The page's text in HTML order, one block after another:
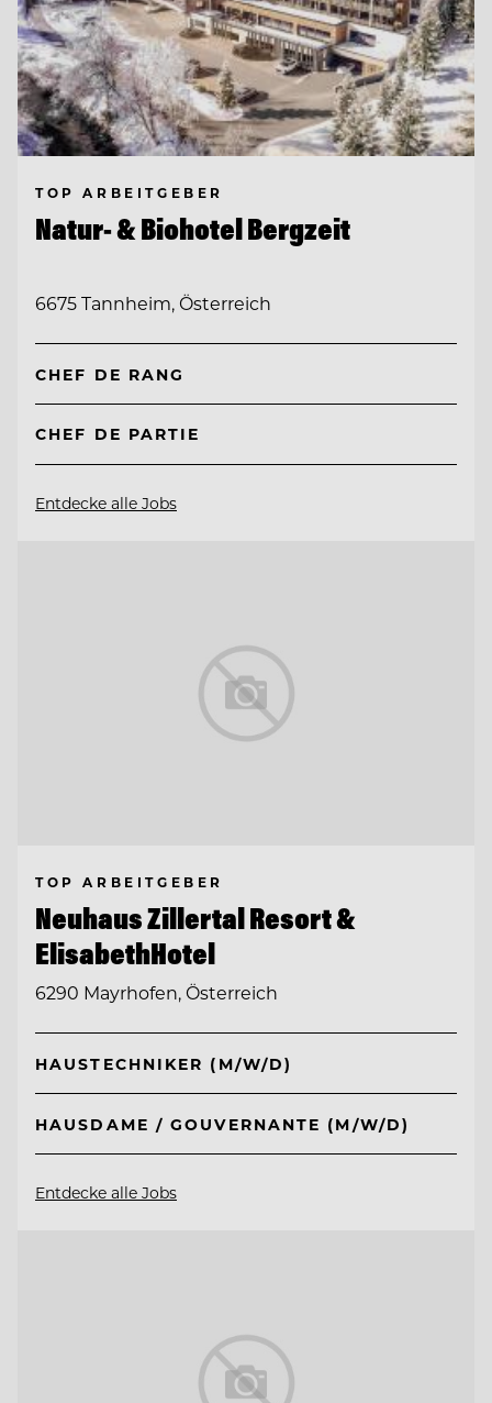
TOP ARBEITGEBER
Natur- & Biohotel Bergzeit
6675 Tannheim, Österreich
CHEF DE RANG
CHEF DE PARTIE
Entdecke alle Jobs
TOP ARBEITGEBER
Neuhaus Zillertal Resort &
ElisabethHotel
6290 Mayrhofen, Österreich
HAUSTECHNIKER (M/W/D)
HAUSDAME / GOUVERNANTE (M/W/D)
Entdecke alle Jobs